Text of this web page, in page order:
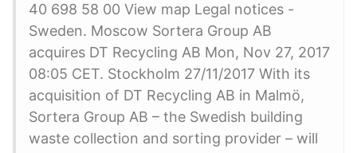
40 698 58 00 View map Legal notices -
Sweden. Moscow Sortera Group AB
acquires DT Recycling AB Mon, Nov 27, 2017
08:05 CET. Stockholm 27/11/2017 With its
acquisition of DT Recycling AB in Malmö,
Sortera Group AB – the Swedish building
waste collection and sorting provider – will